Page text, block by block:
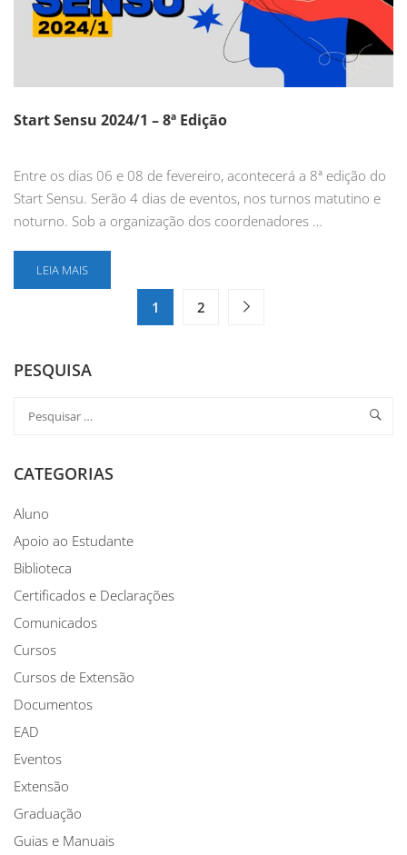
Start Sensu 2024/1 – 8ª Edição
Entre os dias 06 e 08 de fevereiro, acontecerá a 8ª edição do
Start Sensu. Serão 4 dias de eventos, nos turnos matutino e
noturno. Sob a organização dos coordenadores …
LEIA MAIS
1 2
PESQUISA
CATEGORIAS
Aluno
Apoio ao Estudante
Biblioteca
Certificados e Declarações
Comunicados
Cursos
Cursos de Extensão
Documentos
EAD
Eventos
Extensão
Graduação
Guias e Manuais